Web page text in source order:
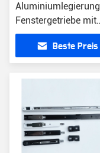
Aluminiumlegierung
Fenstergetriebe mit
modernem Design
Beste Preis